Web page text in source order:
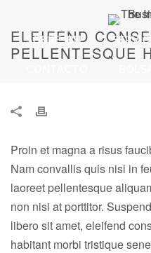
SOBRE IBH
ELEIFEND
PELLENTESQUE
Proin et magna a risus
Nam convallis quis nisi in
laoreet pellentesque
non nisi at porttitor.
libero sit amet, eleifend
habitant morbi tristique